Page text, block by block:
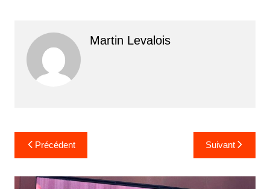
Martin Levalois
Navigation
de
l’article
Précédent Suivant